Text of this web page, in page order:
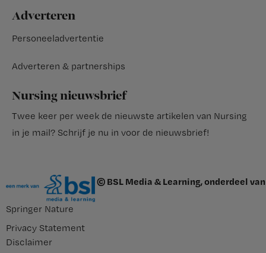
Adverteren
Personeeladvertentie
Adverteren & partnerships
Nursing nieuwsbrief
Twee keer per week de nieuwste artikelen van Nursing
in je mail? Schrijf je nu in voor de nieuwsbrief!
© BSL Media & Learning, onderdeel van
Springer Nature
Privacy Statement
Disclaimer